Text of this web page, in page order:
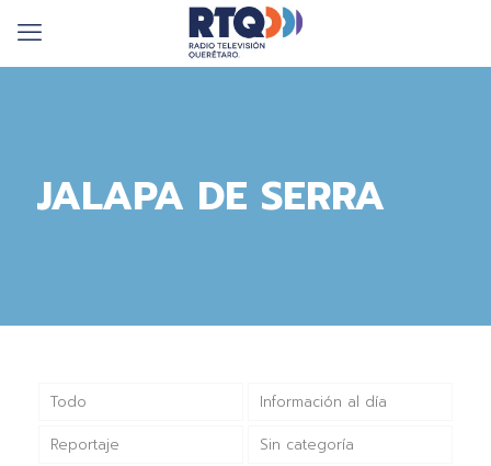
JALAPA DE SERRA
Todo Información al día
Reportaje Sin categoría